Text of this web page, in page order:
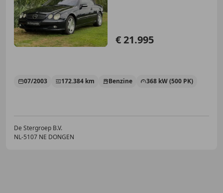
€ 21.995
07/2003 172.384 km Benzine 368 kW (500 PK)
De Stergroep B.V.
NL-5107 NE DONGEN